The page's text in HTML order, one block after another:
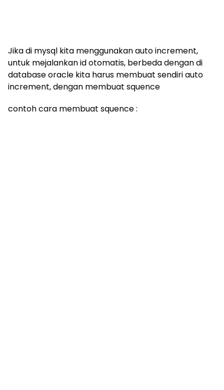
Jika di mysql kita menggunakan auto increment,
untuk mejalankan id otomatis, berbeda dengan di
database oracle kita harus membuat sendiri auto
increment, dengan membuat squence
contoh cara membuat squence :